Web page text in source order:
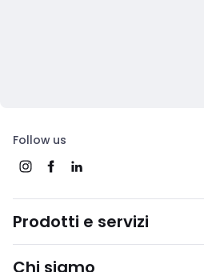
Follow us
Prodotti e servizi
Chi siamo